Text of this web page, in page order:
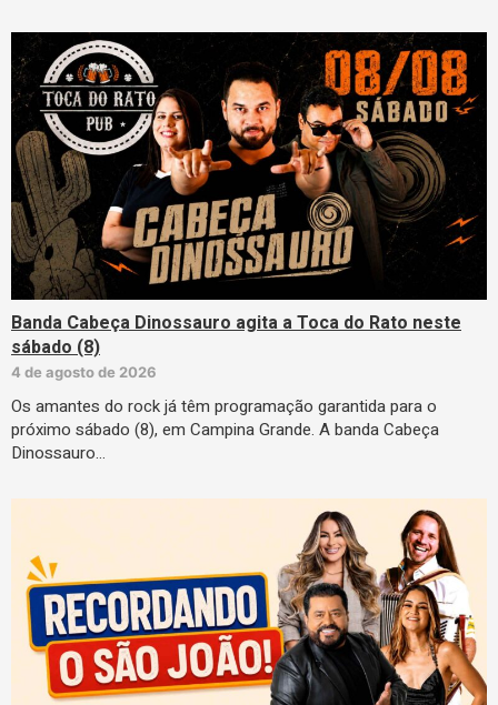
Banda Cabeça Dinossauro agita a Toca do Rato neste
sábado (8)
4 de agosto de 2026
Os amantes do rock já têm programação garantida para o
próximo sábado (8), em Campina Grande. A banda Cabeça
Dinossauro…